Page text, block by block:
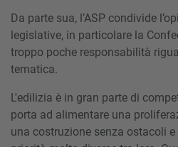
Da parte sua, l’ASP condivide
legislative, in particolare la
troppo poche responsabilità
tematica.
L'edilizia è in gran parte di
porta ad alimentare una
una costruzione senza ostacoli